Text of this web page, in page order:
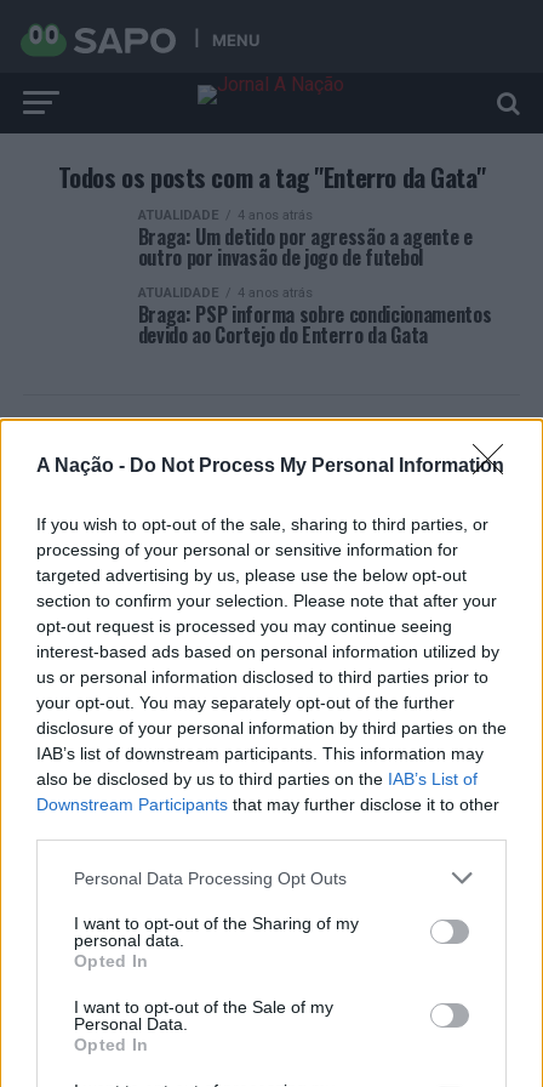
A Nação - Do Not Process My Personal Information
If you wish to opt-out of the sale, sharing to third parties, or
processing of your personal or sensitive information for
targeted advertising by us, please use the below opt-out
section to confirm your selection. Please note that after your
opt-out request is processed you may continue seeing
interest-based ads based on personal information utilized by
us or personal information disclosed to third parties prior to
your opt-out. You may separately opt-out of the further
disclosure of your personal information by third parties on the
IAB’s list of downstream participants. This information may
also be disclosed by us to third parties on the IAB’s List of
Downstream Participants that may further disclose it to other
Personal Data Processing Opt Outs
I want to opt-out of the Sharing of my
personal data.
Opted In
I want to opt-out of the Sale of my
Personal Data.
Opted In
MENU
Todos os posts com a tag "Enterro da Gata"
ATUALIDADE 4 anos atrás
Braga: Um detido por agressão a agente e
outro por invasão de jogo de futebol
ATUALIDADE 4 anos atrás
Braga: PSP informa sobre condicionamentos
devido ao Cortejo do Enterro da Gata
“Millennium Estoril Open 2026” regressou ao circuito ATP
com vitória do francês Luca Van Assche
Castelo Branco: “Bienal Internacional de Artes e Ofícios”
promete afirmar artesanato, património e inovação como
“motores de desenvolvimento económico e cultural” do
município português
Covilhã: Especialista aponta investimento estrangeiro e
valorização imobiliária como motores do crescimento da
Rio de Janeiro: Governo do Estado propõe parceria com a
exterior”